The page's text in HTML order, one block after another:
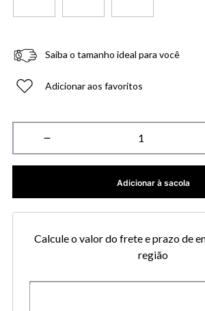
Saiba o tamanho ideal para você
Adicionar aos favoritos
－
Adicionar à sacola
Calcule o valor do frete e prazo de
região